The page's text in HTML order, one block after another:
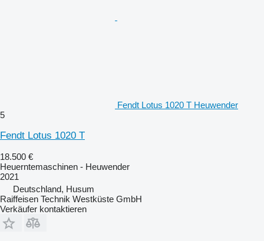
Fendt Lotus 1020 T Heuwender
5
Fendt Lotus 1020 T
18.500 €
Heuerntemaschinen - Heuwender
2021
Deutschland, Husum
Raiffeisen Technik Westküste GmbH
Verkäufer kontaktieren